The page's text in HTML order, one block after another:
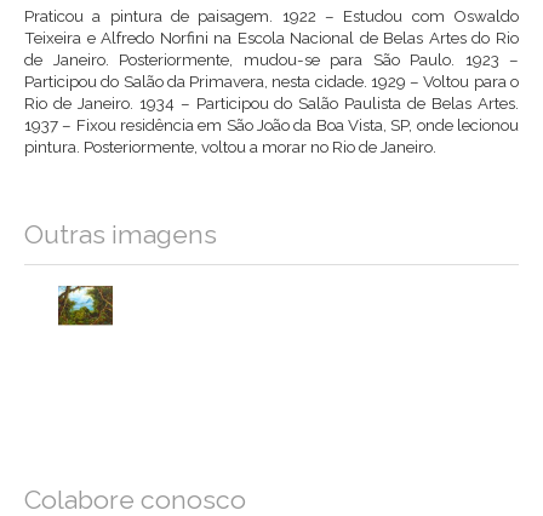
Praticou a pintura de paisagem. 1922 – Estudou com Oswaldo
Teixeira e Alfredo Norfini na Escola Nacional de Belas Artes do Rio
de Janeiro. Posteriormente, mudou-se para São Paulo. 1923 –
Participou do Salão da Primavera, nesta cidade. 1929 – Voltou para o
Rio de Janeiro. 1934 – Participou do Salão Paulista de Belas Artes.
1937 – Fixou residência em São João da Boa Vista, SP, onde lecionou
pintura. Posteriormente, voltou a morar no Rio de Janeiro.
Outras imagens
Colabore conosco